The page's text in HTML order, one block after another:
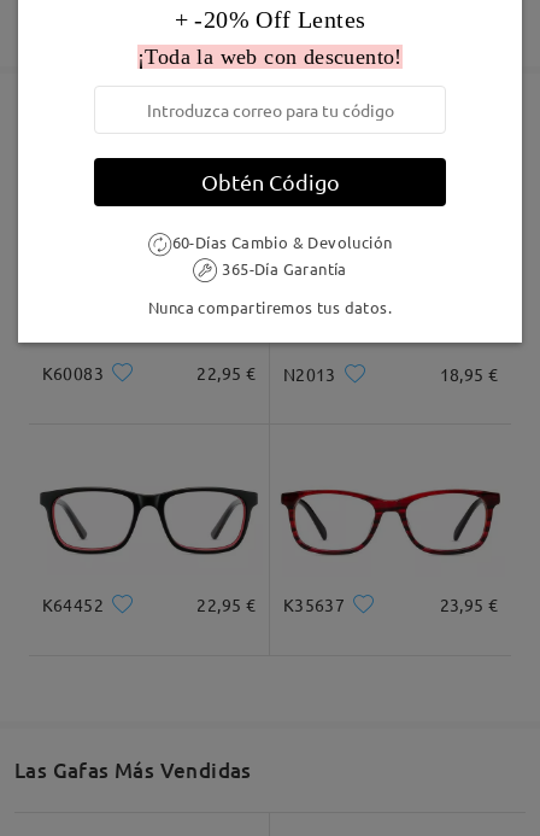
5-7 días laborales detalles
Garantía de 365 días
Descubrir Más
K60083 22,95 € N2013 18,95 €
K64452 22,95 € K35637 23,95 €
Las Gafas Más Vendidas
+ -20% Off Lentes
¡Toda la web con descuento!
Obtén Código
60-Días Cambio & Devolución
365-Día Garantía
Nunca compartiremos tus datos.